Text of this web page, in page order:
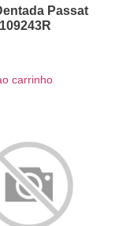
Passat
carrinho